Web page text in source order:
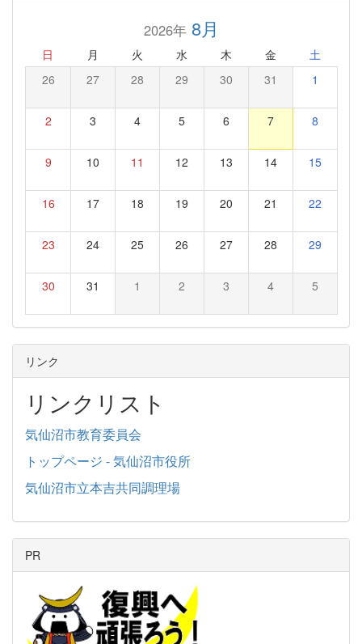
2026年8月
日 月 火 水 木 金 土
26 27 28 29 30 31 1
2 3 4 5 6 7 8
9 10 11 12 13 14 15
16 17 18 19 20 21 22
23 24 25 26 27 28 29
30 31 1 2 3 4 5
リンク
リンクリスト
気仙沼市教育委員会
トップページ - 気仙沼市役所
気仙沼市立本吉共同調理場
PR